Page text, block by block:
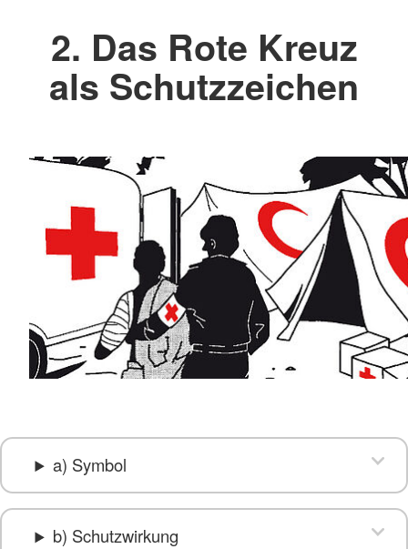
2. Das Rote Kreuz
als Schutzzeichen
a) Symbol
b) Schutzwirkung